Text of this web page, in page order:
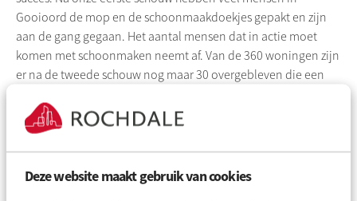
Deze website maakt gebruik van cookies
Gooioord de mop en de schoonmaakdoekjes gepakt en zijn
aan de gang gegaan. Het aantal mensen dat in actie moet
komen met schoonmaken neemt af. Van de 360 woningen zijn
er na de tweede schouw nog maar 30 overgebleven die een
oproep om de buitenzijde van hun woning op te frissen. Al
met al loopt de schoonmaakactie zo’n 2 maanden.”
Trots op Prachtig-Kaart